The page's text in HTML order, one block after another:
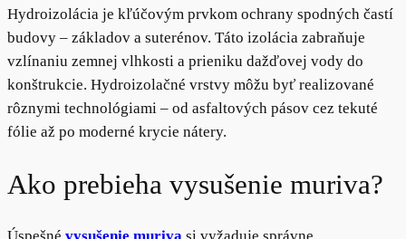
Hydroizolácia je kľúčovým prvkom ochrany spodných častí
budovy – základov a suterénov. Táto izolácia zabraňuje
vzlínaniu zemnej vlhkosti a prieniku dažďovej vody do
konštrukcie. Hydroizolačné vrstvy môžu byť realizované
rôznymi technológiami – od asfaltových pásov cez tekuté
fólie až po moderné krycie nátery.
Ako prebieha vysušenie muriva?
Úspešné vysušenie muriva si vyžaduje správne